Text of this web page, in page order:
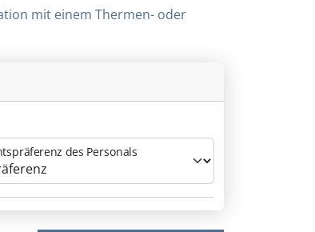
mit einem Thermen- oder
des Personals